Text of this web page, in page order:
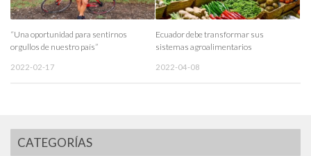
“Una oportunidad para sentirnos
orgullos de nuestro país”
2022-02-17
Ecuador debe transformar sus
sistemas agroalimentarios
2022-04-08
CATEGORÍAS